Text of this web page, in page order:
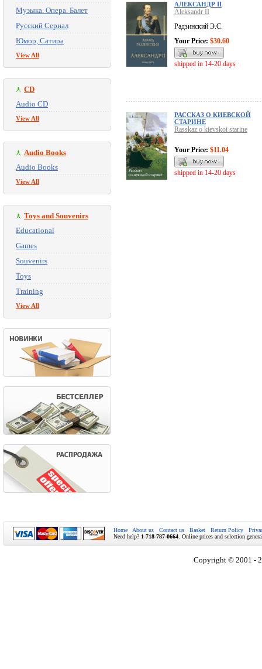
Музыка. Опера. Балет
Русский Сериал
Юмор, Сатира
View All
CD
Audio CD
View All
Audio Books
Audio Books
View All
Toys and Souvenirs
Educational
Games
Souvenirs
Toys
Training
View All
АЛЕКСАНДР II
Aleksandr II
Радзинский Э.С.
Your Price: $30.60
shipped in 14-20 days
РАССКАЗ О КИЕВСКОЙ
СТАРИНЕ
Rasskaz o kievskoi starine
Your Price: $11.04
shipped in 14-20 days
Home About us Contact us Basket Return Policy
Need help? 1-718-787-0664 . Online prices and selection
Copyright © 2001 -